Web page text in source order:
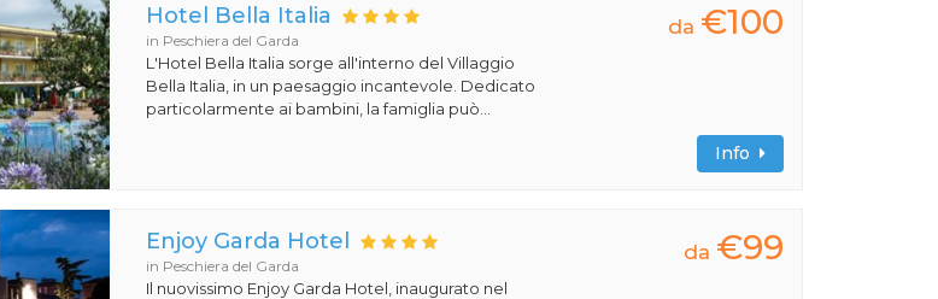
Hotel Bella Italia
in Peschiera del Garda
L'Hotel Bella Italia sorge all'interno del Villaggio
Bella Italia, in un paesaggio incantevole. Dedicato
particolarmente ai bambini, la famiglia può...
da €100
Info
Enjoy Garda Hotel
in Peschiera del Garda
Il nuovissimo Enjoy Garda Hotel, inaugurato nel
da €99